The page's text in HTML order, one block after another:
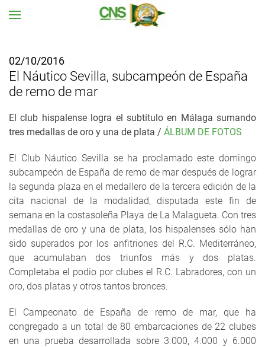
02/10/2016
El Náutico Sevilla, subcampeón de España
de remo de mar
El club hispalense logra el subtítulo en Málaga sumando
tres medallas de oro y una de plata / ÁLBUM DE FOTOS
El Club Náutico Sevilla se ha proclamado este domingo
subcampeón de España de remo de mar después de lograr
la segunda plaza en el medallero de la tercera edición de la
cita nacional de la modalidad, disputada este fin de
semana en la costasoleña Playa de La Malagueta. Con tres
medallas de oro y una de plata, los hispalenses sólo han
sido superados por los anfitriones del R.C. Mediterráneo,
que acumulaban dos triunfos más y dos platas.
Completaba el podio por clubes el R.C. Labradores, con un
oro, dos platas y otros tantos bronces.
El Campeonato de España de remo de mar, que ha
congregado a un total de 80 embarcaciones de 22 clubes
en una prueba desarrollada sobre 3.000, 4.000 y 6.000